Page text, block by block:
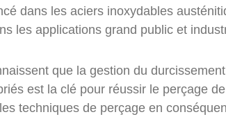
dans les aciers inoxydables
les applications grand public et
que la gestion du
est la clé pour réussir le perçage
techniques de perçage en